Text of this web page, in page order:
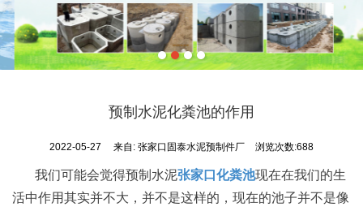
预制水泥化粪池的作用
2022-05-27 来自:张家口固泰水泥预制件厂 浏览次数:688
我们可能会觉得预制水泥张家口化粪池现在在我们的生
活中作用其实并不大，并不是这样的，现在的池子并不是像